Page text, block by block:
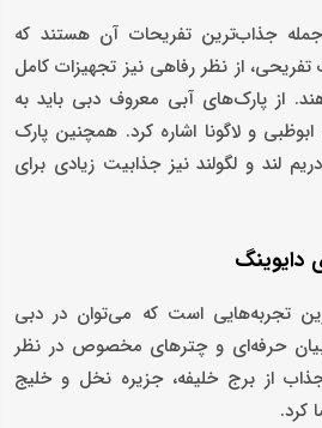
جذاب‌ترین تفریحات آن هستند که
تفریحی، از نظر رفاهی نیز تجهیزات کامل
از پارک‌های آبی معروف دبی باید به
و لاگونا اشاره کرد. همچنین پارک
لند و لگولند نیز جذابیت زیادی برای
دایوینگ
تجربه‌هایی است که می‌توان در دبی
حرفه‌ای و چترهای مخصوص در نظر
از برج خلیفه، جزیره نخل و خلیج
کرد.